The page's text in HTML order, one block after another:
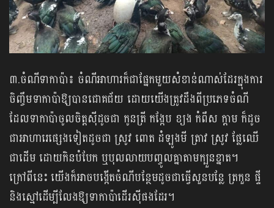
៣.ចំណីទាកាប៉ា៖ ចំណីអាហារក៏ជាផ្នែកមួយសំខាន់ណាស់ដែរក្នុងការ
ចិញ្ចឹមទាកាប៉ាឱ្យបានជោគជ័យ ដោយយើងត្រូវដឹងពីប្រភេទចំណី
ដែលទាកាប៉ាចូលចិត្តស៊ីដូចជា កូនត្រី កង្កែប ខ្យង កំពឹស ក្ដាម ក៏ដូច
ជាអាហារេផ្សេងទៀតដូចជា ស្រូវ ពោត ដំឡូងមី ត្រាវ ស្រូវ ផ្លែឈើ
ជាដើម ដោយកិនបំបែក ឬបុលលាយបញ្ចូលគ្នាតាមក្បួនខ្នាត។
ក្រៅពីនេះ យើងក៏អាចបង្កើតចំណីបន្ថែមដូចជាធ្វើសួនប​ន្លែ ត្រកួន ផ្ទី
និងស្មៅដើម្បីលែងឱ្យទាកាប៉ាដើរស៊ីផងដែរ។